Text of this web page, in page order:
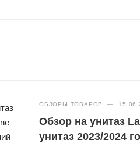
ОБЗОРЫ ТОВАРОВ —
Обзор на унитаз
унитаз 2023/2024